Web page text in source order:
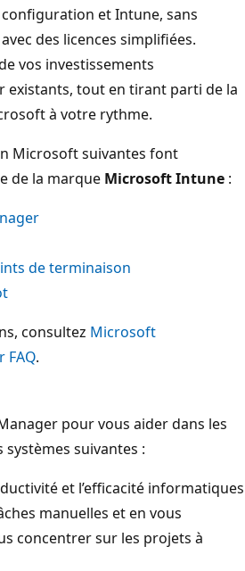
et Intune, sans
des licences simplifiées.
vos investissements
existants, tout en tirant parti de la
à votre rythme.
Microsoft suivantes font
de la marque Microsoft Intune :
de terminaison
consultez Microsoft
FAQ.
pour vous aider dans les
suivantes :
et l’efficacité informatiques
manuelles et en vous
concentrer sur les projets à